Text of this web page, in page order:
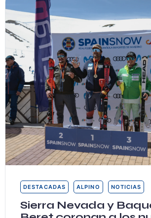
DESTACADAS ALPINO NOTICIAS
Sierra Nevada y